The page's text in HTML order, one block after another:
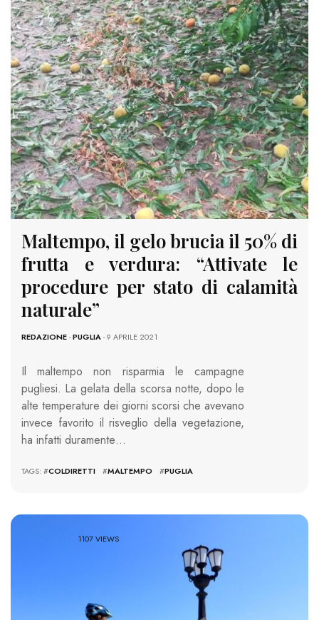
Maltempo, il gelo brucia il 50% di
frutta e verdura: “Attivate le
procedure per stato di calamità
naturale”
REDAZIONE-PUGLIA- 9 APRILE 2021
Il maltempo non risparmia le campagne
pugliesi. La gelata della scorsa notte, dopo le
alte temperature dei giorni scorsi che avevano
invece favorito il risveglio della vegetazione,
ha infatti duramente…
TAGS: #COLDIRETTI #MALTEMPO #PUGLIA
1107 VIEWS